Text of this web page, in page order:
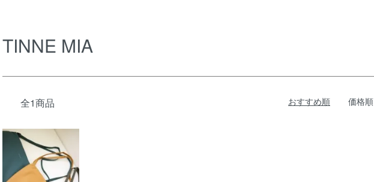
TINNE MIA
全1商品 おすすめ順 価格順